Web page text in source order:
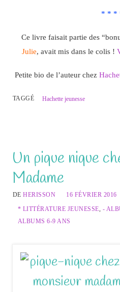
* * *
Ce livre faisait partie des
Julie, avait mis dans le colis !
Petite bio de l’auteur chez
TAGGÉ Hachette jeunesse
Un pique nique
Madame
DEHERISSON
16 FÉVRIER 2016
* LITTÉRATURE JEUNESSE -
ALBUMS 6-9 ANS